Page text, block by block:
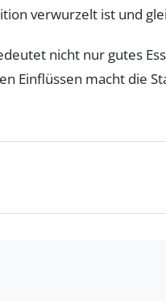
verwurzelt ist und
nicht nur gutes
Einflüssen macht die